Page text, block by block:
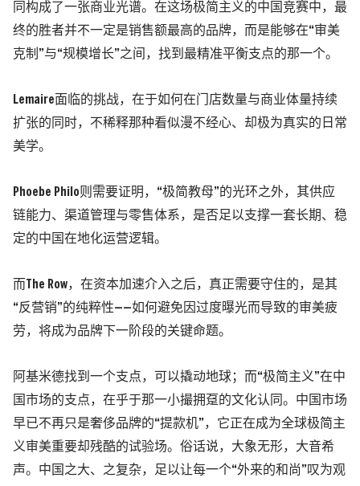
同构成了一张商业光谱。在这场极简主义的中国竞赛中，最
终的胜者并不一定是销售额最高的品牌，而是能够在“审美
克制”与“规模增长”之间，找到最精准平衡支点的那一个。
Lemaire面临的挑战，在于如何在门店数量与商业体量持续
扩张的同时，不稀释那种看似漫不经心、却极为真实的日常
美学。
Phoebe Philo则需要证明，“极简教母”的光环之外，其供应
链能力、渠道管理与零售体系，是否足以支撑一套长期、稳
定的中国在地化运营逻辑。
而The Row，在资本加速介入之后，真正需要守住的，是其
“反营销”的纯粹性——如何避免因过度曝光而导致的审美疲
劳，将成为品牌下一阶段的关键命题。
阿基米德找到一个支点，可以撬动地球；而“极简主义”在中
国市场的支点，在乎于那一小撮拥趸的文化认同。中国市场
早已不再只是奢侈品牌的“提款机”，它正在成为全球极简主
义审美重要却残酷的试验场。俗话说，大象无形，大音希
声。中国之大、之复杂，足以让每一个“外来的和尚”叹为观